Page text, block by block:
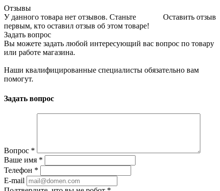
Отзывы
Оставить отзыв
У данного товара нет отзывов. Станьте
первым, кто оставил отзыв об этом товаре!
Задать вопрос
Вы можете задать любой интересующий вас вопрос по товару
или работе магазина.
Наши квалифицированные специалисты обязательно вам
помогут.
Задать вопрос
Вопрос *
Ваше имя *
Телефон *
E-mail